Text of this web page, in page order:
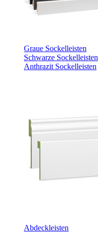
Graue Sockelleisten
Schwarze Sockelleisten
Anthrazit Sockelleisten
Abdeckleisten